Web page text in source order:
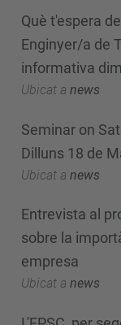
Què t'espera
Enginyer/a de
informativa
Ubicat a news
Seminar on
Dilluns 18 de
Ubicat a news
Entrevista al
sobre la
empresa
Ubicat a news